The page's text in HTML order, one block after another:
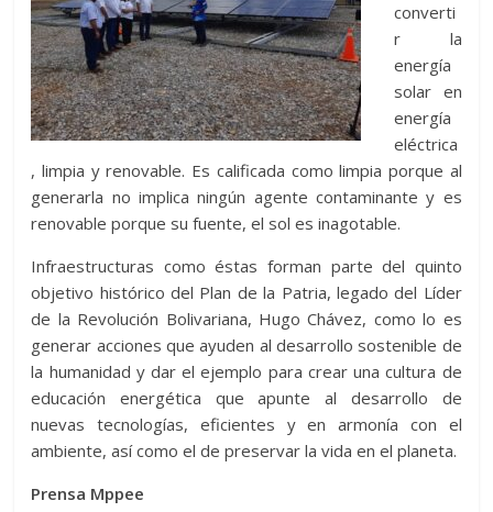
converti
r la
energía
solar en
energía
eléctrica
, limpia y renovable. Es calificada como limpia porque al
generarla no implica ningún agente contaminante y es
renovable porque su fuente, el sol es inagotable.
Infraestructuras como éstas forman parte del quinto
objetivo histórico del Plan de la Patria, legado del Líder
de la Revolución Bolivariana, Hugo Chávez, como lo es
generar acciones que ayuden al desarrollo sostenible de
la humanidad y dar el ejemplo para crear una cultura de
educación energética que apunte al desarrollo de
nuevas tecnologías, eficientes y en armonía con el
ambiente, así como el de preservar la vida en el planeta.
Prensa Mppee